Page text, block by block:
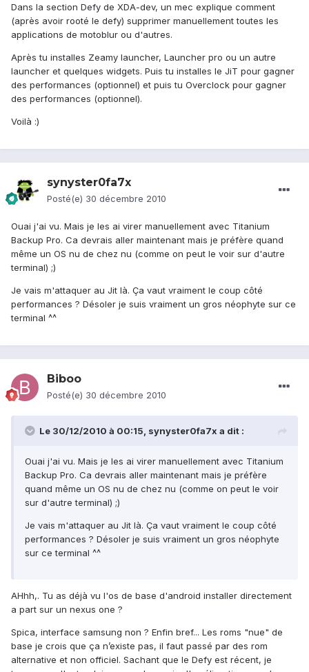
Dans la section Defy de XDA-dev, un mec explique comment
(après avoir rooté le defy) supprimer manuellement toutes les
applications de motoblur ou d'autres.
Après tu installes Zeamy launcher, Launcher pro ou un autre
launcher et quelques widgets. Puis tu installes le JiT pour gagner
des performances (optionnel) et puis tu Overclock pour gagner
des performances (optionnel).
Voilà :)
synyster0fa7x
Posté(e) 30 décembre 2010
Ouai j'ai vu. Mais je les ai virer manuellement avec Titanium
Backup Pro. Ca devrais aller maintenant mais je préfère quand
même un OS nu de chez nu (comme on peut le voir sur d'autre
terminal) ;)
Je vais m'attaquer au Jit là. Ça vaut vraiment le coup côté
performances ? Désoler je suis vraiment un gros néophyte sur ce
terminal ^^
Biboo
Posté(e) 30 décembre 2010
Le 30/12/2010 à 00:15, synyster0fa7x a dit :
Ouai j'ai vu. Mais je les ai virer manuellement avec Titanium
Backup Pro. Ca devrais aller maintenant mais je préfère
quand même un OS nu de chez nu (comme on peut le voir
sur d'autre terminal) ;)
Je vais m'attaquer au Jit là. Ça vaut vraiment le coup côté
performances ? Désoler je suis vraiment un gros néophyte
sur ce terminal ^^
AHhh,. Tu as déjà vu l'os de base d'android installer directement
a part sur un nexus one ?
Spica, interface samsung non ? Enfin bref... Les roms "nue" de
base je crois que ça n’existe pas, il faut passé par des rom
alternative et non officiel. Sachant que le Defy est récent, je